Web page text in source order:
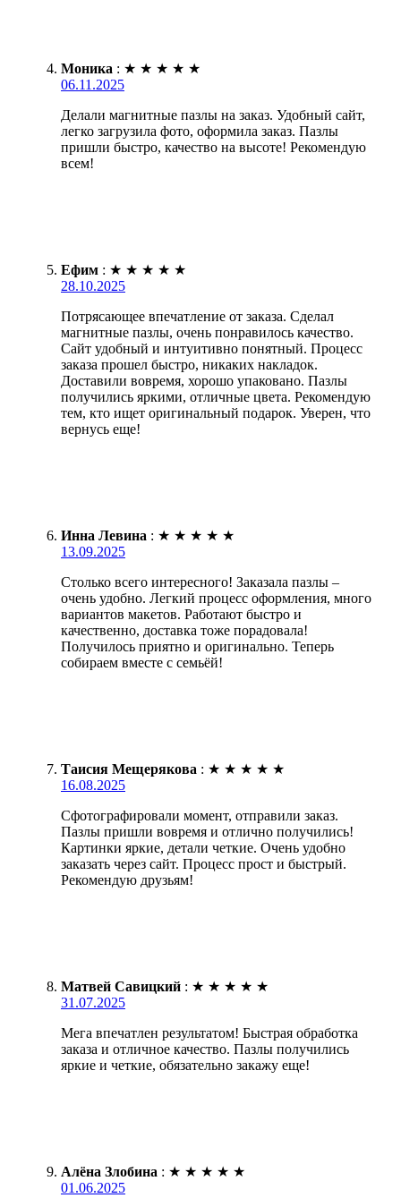
Моника : ★ ★ ★ ★ ★
06.11.2025
Делали магнитные пазлы на заказ. Удобный сайт,
легко загрузила фото, оформила заказ. Пазлы
пришли быстро, качество на высоте! Рекомендую
всем!
Ефим : ★ ★ ★ ★ ★
28.10.2025
Потрясающее впечатление от заказа. Сделал
магнитные пазлы, очень понравилось качество.
Сайт удобный и интуитивно понятный. Процесс
заказа прошел быстро, никаких накладок.
Доставили вовремя, хорошо упаковано. Пазлы
получились яркими, отличные цвета. Рекомендую
тем, кто ищет оригинальный подарок. Уверен, что
вернусь еще!
Инна Левина : ★ ★ ★ ★ ★
13.09.2025
Столько всего интересного! Заказала пазлы –
очень удобно. Легкий процесс оформления, много
вариантов макетов. Работают быстро и
качественно, доставка тоже порадовала!
Получилось приятно и оригинально. Теперь
собираем вместе с семьёй!
Таисия Мещерякова : ★ ★ ★ ★ ★
16.08.2025
Сфотографировали момент, отправили заказ.
Пазлы пришли вовремя и отлично получились!
Картинки яркие, детали четкие. Очень удобно
заказать через сайт. Процесс прост и быстрый.
Рекомендую друзьям!
Матвей Савицкий : ★ ★ ★ ★ ★
31.07.2025
Мега впечатлен результатом! Быстрая обработка
заказа и отличное качество. Пазлы получились
яркие и четкие, обязательно закажу еще!
Алёна Злобина : ★ ★ ★ ★ ★
01.06.2025